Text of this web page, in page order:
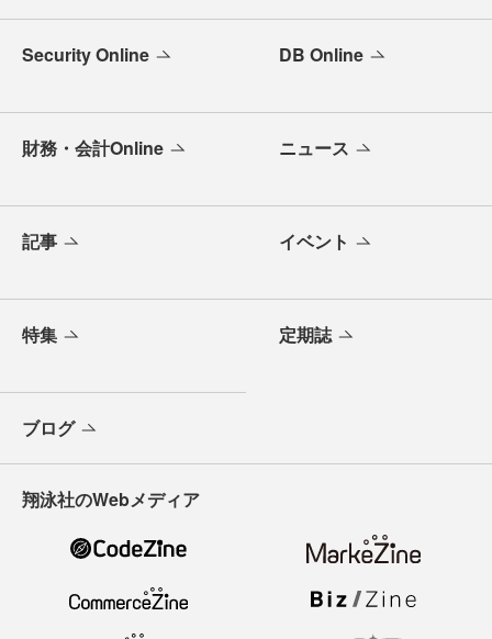
Security Online DB Online
財務・会計Online ニュース
記事 イベント
特集 定期誌
ブログ
翔泳社のWebメディア